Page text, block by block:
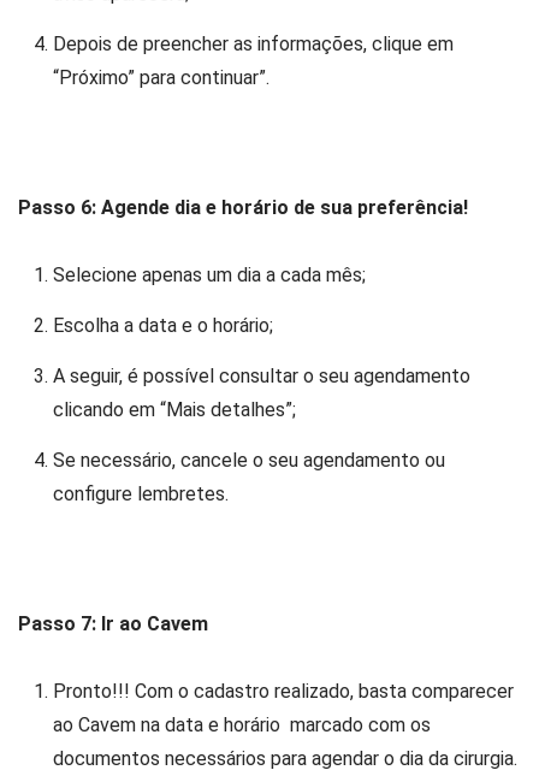
Depois de preencher as informações, clique em
“Próximo” para continuar”.
Passo 6: Agende dia e horário de sua preferência!
Selecione apenas um dia a cada mês;
Escolha a data e o horário;
A seguir, é possível consultar o seu agendamento
clicando em “Mais detalhes”;
Se necessário, cancele o seu agendamento ou
configure lembretes.
Passo 7: Ir ao Cavem
Pronto!!! Com o cadastro realizado, basta comparecer
ao Cavem na data e horário marcado com os
documentos necessários para agendar o dia da cirurgia.